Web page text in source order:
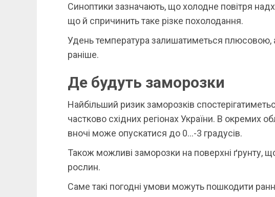
Синоптики зазначають, що холодне повітря
що й спричинить таке різке похолодання.
Удень температура залишатиметься
раніше.
Де будуть заморозки
Найбільший ризик заморозків
частково східних регіонах України. В окремих
вночі може опускатися до 0…-3 градусів.
Також можливі заморозки на поверхні ґрунту,
рослин.
Саме такі погодні умови можуть пошкодити